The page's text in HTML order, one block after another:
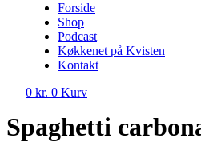
Forside
Shop
Podcast
Køkkenet på Kvisten
Kontakt
0 kr. 0 Kurv
Spaghetti